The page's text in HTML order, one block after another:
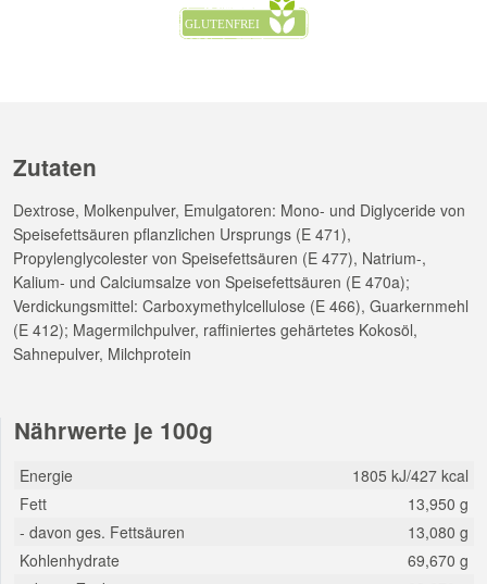
Zutaten
Dextrose, Molkenpulver, Emulgatoren: Mono- und Diglyceride von
Speisefettsäuren pflanzlichen Ursprungs (E 471),
Propylenglycolester von Speisefettsäuren (E 477), Natrium-,
Kalium- und Calciumsalze von Speisefettsäuren (E 470a);
Verdickungsmittel: Carboxymethylcellulose (E 466), Guarkernmehl
(E 412); Magermilchpulver, raffiniertes gehärtetes Kokosöl,
Sahnepulver, Milchprotein
Nährwerte je 100g
Energie
1805 kJ/427 kcal
Fett
13,950 g
- davon ges. Fettsäuren
13,080 g
Kohlenhydrate
69,670 g